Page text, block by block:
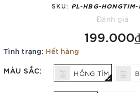
SKU: PL-HBG-
Đánh giá
199.000₫
Tình trạng: Hết hàng
MÀU SẮC: HỒNG TÍM